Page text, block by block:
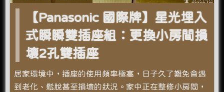
【Panasonic 國際牌】星光埋入
式瞬瞬雙插座組：更換小房間損
壞2孔雙插座
居家環境中，插座的使用頻率極高，日子久了難免會遇
到老化、鬆脫甚至損壞的狀況。家中正在整修小房間，